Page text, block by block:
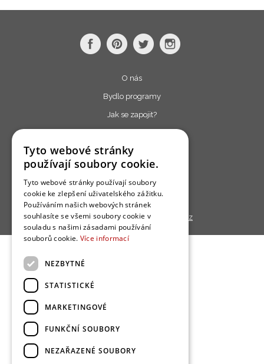
O nás
Bydlo programy
Jak se zapojit?
Ochrana osobních údajú
Cookies
Redakce
Copyright © 2013 - 2026, Bydlo.cz
Tyto webové stránky
používají soubory cookie.
Tyto webové stránky používají soubory
cookie ke zlepšení uživatelského zážitku.
Používáním našich webových stránek
souhlasíte se všemi soubory cookie v
souladu s našimi zásadami používání
souborů cookie. Více informací
NEZBYTNÉ
STATISTICKÉ
MARKETINGOVÉ
FUNKČNÍ SOUBORY
NEZAŘAZENÉ SOUBORY